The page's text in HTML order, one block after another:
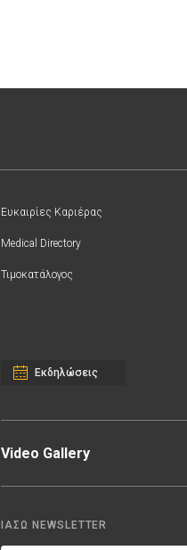
Ευκαιρίες Καριέρας
Medical Directory
Τιμοκατάλογος
Εκδηλώσεις
Video Gallery
ΙΑΣΩ NEWSLETTER